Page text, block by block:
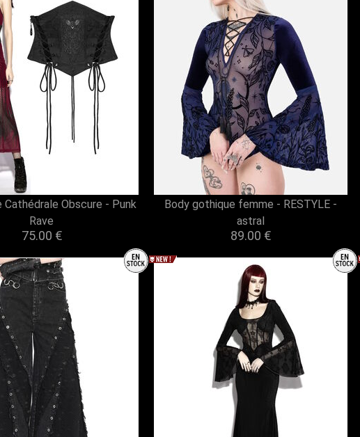
Obscure - Punk
Rave
75.00 €
Body gothique femme - RESTYLE -
astral
89.00 €